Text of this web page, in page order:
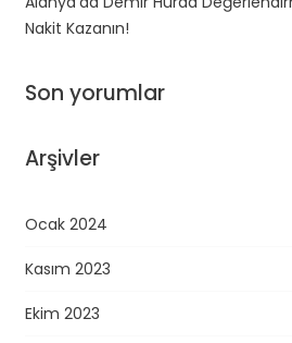
Nakit Kazanın!
Son yorumlar
Arşivler
Ocak 2024
Kasım 2023
Ekim 2023